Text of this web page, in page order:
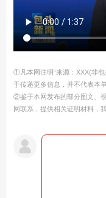
①凡本网注明“来源：XXX(非
于传递更多信息，并不代表本
②鉴于本网发布的部分图文、
网联系，提供相关证明材料，